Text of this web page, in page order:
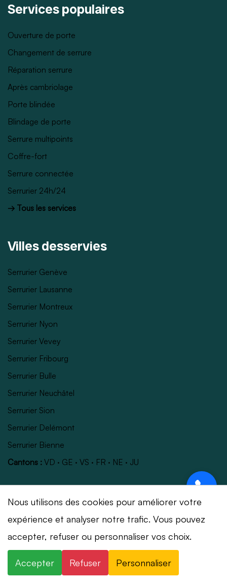
Services populaires
Ouverture de porte
Changement de serrure
Réparation serrure
Après cambriolage
Porte blindée
Blindage de porte
Serrure multipoints
Coffre-fort
Serrure connectée
Serrurier 24h/24
→ Tous les services
Villes desservies
Serrurier Genève
Serrurier Lausanne
Serrurier Montreux
Serrurier Nyon
Serrurier Vevey
Serrurier Fribourg
Serrurier Bulle
Serrurier Neuchâtel
Serrurier Sion
Serrurier Delémont
Serrurier Bienne
Cantons : VD · GE · VS · FR · NE · JU
Marques posées
Kaba / Dormakaba
Fichet
Vachette
Mul-T-Lock
Nous utilisons des cookies pour améliorer votre
expérience et analyser notre trafic. Vous pouvez
accepter, refuser ou personnaliser vos choix.
Accepter Refuser Personnaliser
⚡ Intervention en 20 min· 24h/24 · 7j/7 ·
Devis gratuit
+41 78 319 32 82
WhatsApp